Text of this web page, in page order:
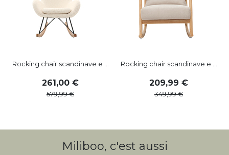
Rocking chair scandinave e ...
261,00
579,99
Rocking chair scandinave e ...
209,99
349,99
Miliboo, c'est aussi